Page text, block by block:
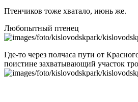
Птенчиков тоже хватало, июнь же.
Любопытный птенец
Где-то через полчаса пути от
поистине захватывающий участок